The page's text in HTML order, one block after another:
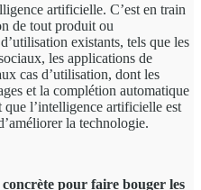
artificielle. C’est en train
de tout produit ou
existants, tels que les
les applications de
cas d’utilisation, dont les
et la complétion automatique
que l’intelligence artificielle est
la technologie.
pour faire bouger les